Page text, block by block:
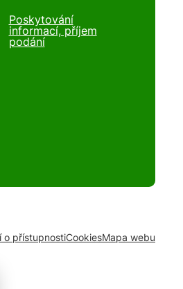
Poskytování
informací, příjem
podání
o přístupnostiCookiesMapa webu